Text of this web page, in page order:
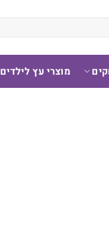
מוצרי עץ לילדים